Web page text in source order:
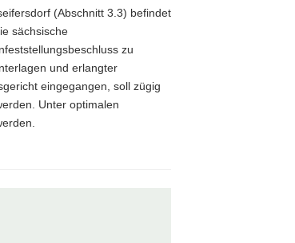
(Abschnitt 3.3) befindet
sächsische
zu
und erlangter
eingegangen, soll zügig
Unter optimalen